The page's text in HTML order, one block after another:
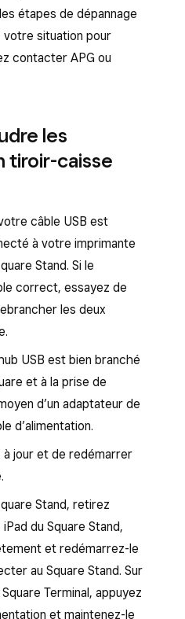
étapes de dépannage
votre situation pour
contacter APG ou
les
tiroir-caisse
câble USB est
à votre imprimante
Stand. Si le
correct, essayez de
les deux
USB est bien branché
et à la prise de
d’un adaptateur de
d’alimentation.
jour et de redémarrer
Stand, retirez
du Square Stand,
et redémarrez-le
au Square Stand. Sur
Terminal, appuyez
et maintenez-le